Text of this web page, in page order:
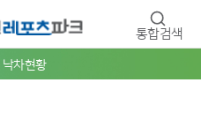
통합검색
낙차현황